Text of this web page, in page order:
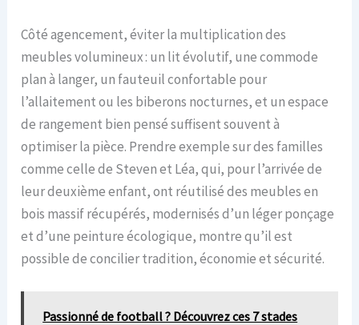
Côté agencement, éviter la multiplication des
meubles volumineux : un lit évolutif, une commode
plan à langer, un fauteuil confortable pour
l’allaitement ou les biberons nocturnes, et un espace
de rangement bien pensé suffisent souvent à
optimiser la pièce. Prendre exemple sur des familles
comme celle de Steven et Léa, qui, pour l’arrivée de
leur deuxième enfant, ont réutilisé des meubles en
bois massif récupérés, modernisés d’un léger ponçage
et d’une peinture écologique, montre qu’il est
possible de concilier tradition, économie et sécurité.
Passionné de football ? Découvrez ces 7 stades